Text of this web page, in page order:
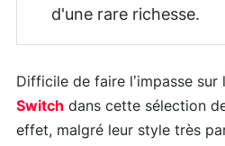
d'une rare richesse.
Difficile de faire l’impasse sur
Switch dans cette sélection
effet, malgré leur style très